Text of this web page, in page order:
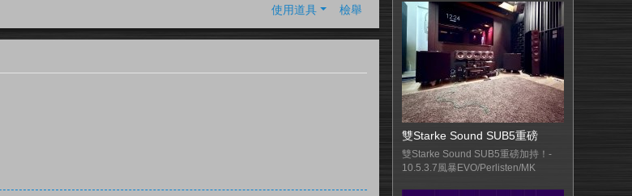
使用道具 檢舉
雙Starke Sound SUB5重磅
雙Starke Sound SUB5重磅加持！-
10.5.3.7風暴EVO/Perlisten/MK